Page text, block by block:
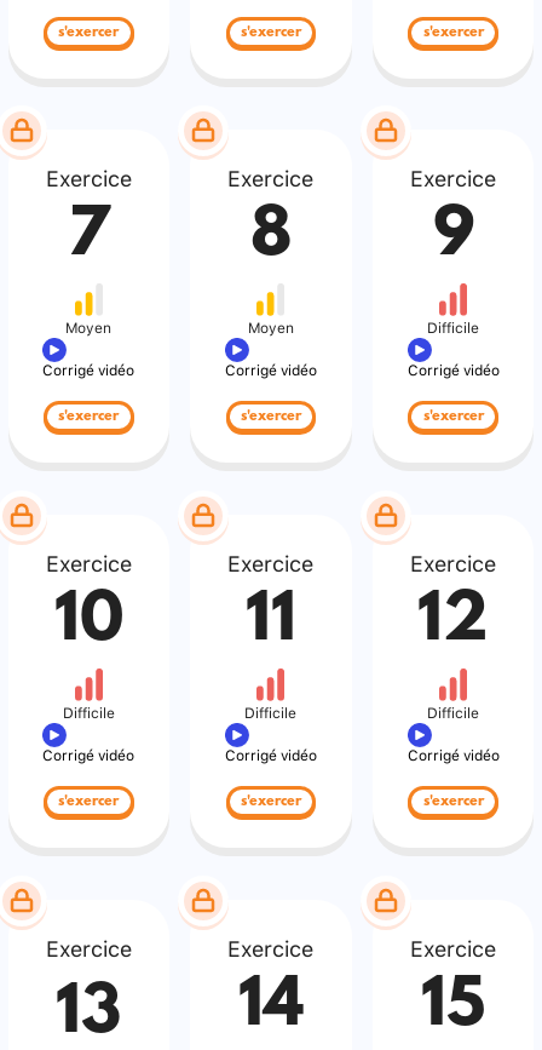
s'exercer s'exercer s'exercer
Exercice
7
Moyen
Corrigé vidéo
s'exercer
Exercice
8
Moyen
Corrigé vidéo
s'exercer
Exercice
9
Difficile
Corrigé vidéo
s'exercer
Exercice
10
Difficile
Corrigé vidéo
s'exercer
Exercice
11
Difficile
Corrigé vidéo
s'exercer
Exercice
12
Difficile
Corrigé vidéo
s'exercer
Exercice
13
Exercice
14
Exercice
15